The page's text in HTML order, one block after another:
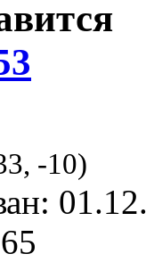
, -10)